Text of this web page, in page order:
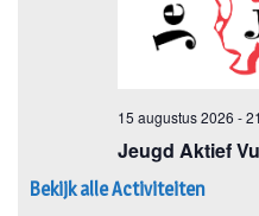
Bekijk alle Activiteiten